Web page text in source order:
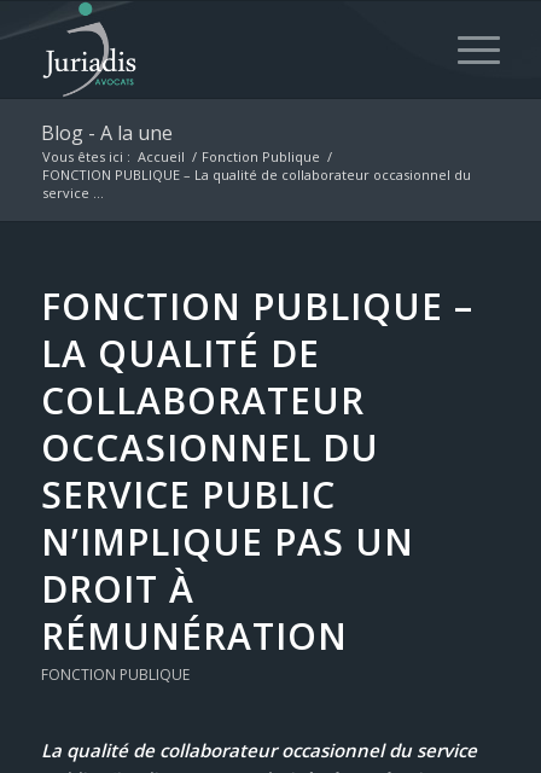
Blog - A la une
Vous êtes ici : Accueil / Fonction Publique /
FONCTION PUBLIQUE – La qualité de collaborateur occasionnel du
service ...
FONCTION PUBLIQUE –
LA QUALITÉ DE
COLLABORATEUR
OCCASIONNEL DU
SERVICE PUBLIC
N’IMPLIQUE PAS UN
DROIT À
RÉMUNÉRATION
FONCTION PUBLIQUE
La qualité de collaborateur occasionnel du service